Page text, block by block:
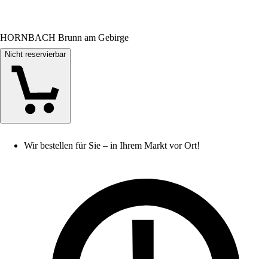
HORNBACH Brunn am Gebirge
Nicht reservierbar
Wir bestellen für Sie – in Ihrem Markt vor Ort!